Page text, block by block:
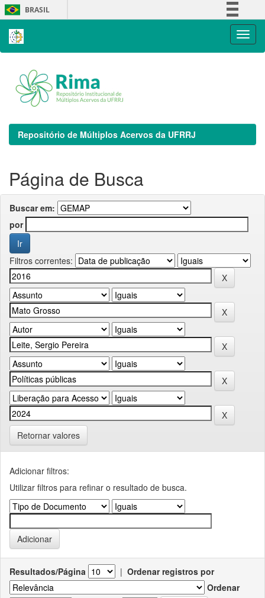
Skip
navigation
BRASIL
Repositório de Múltiplos Acervos da UFRRJ
Página de Busca
Buscar em:
por
Filtros correntes:
Retornar valores
Adicionar filtros:
Utilizar filtros para refinar o resultado de busca.
Resultados/Página | Ordenar registros por
Ordenar